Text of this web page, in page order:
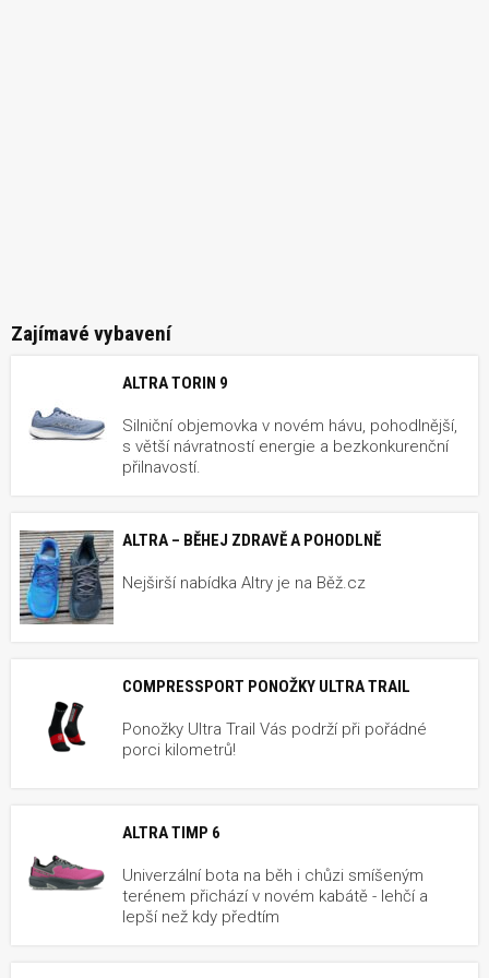
Zajímavé vybavení
ALTRA TORIN 9
Silniční objemovka v novém hávu, pohodlnější,
s větší návratností energie a bezkonkurenční
přilnavostí.
ALTRA – BĚHEJ ZDRAVĚ A POHODLNĚ
Nejširší nabídka Altry je na Běž.cz
COMPRESSPORT PONOŽKY ULTRA TRAIL
Ponožky Ultra Trail Vás podrží při pořádné
porci kilometrů!
ALTRA TIMP 6
Univerzální bota na běh i chůzi smíšeným
terénem přichází v novém kabátě - lehčí a
lepší než kdy předtím